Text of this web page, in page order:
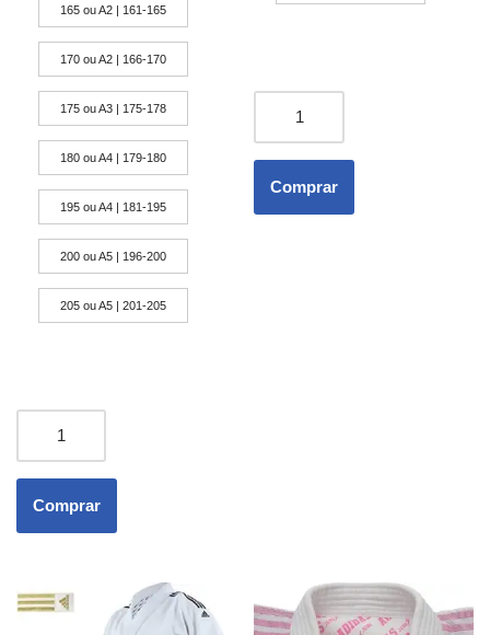
165 ou A2 | 161-165
170 ou A2 | 166-170
175 ou A3 | 175-178
180 ou A4 | 179-180
195 ou A4 | 181-195
200 ou A5 | 196-200
205 ou A5 | 201-205
Comprar
Comprar